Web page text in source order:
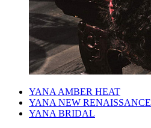
YANA AMBER HEAT
YANA NEW RENAISSANCE
YANA BRIDAL